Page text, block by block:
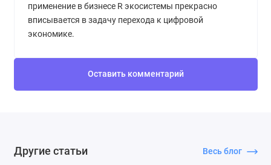
применение в бизнесе R экосистемы прекрасно
вписывается в задачу перехода к цифровой
экономике.
Оставить комментарий
Другие статьи Весь блог